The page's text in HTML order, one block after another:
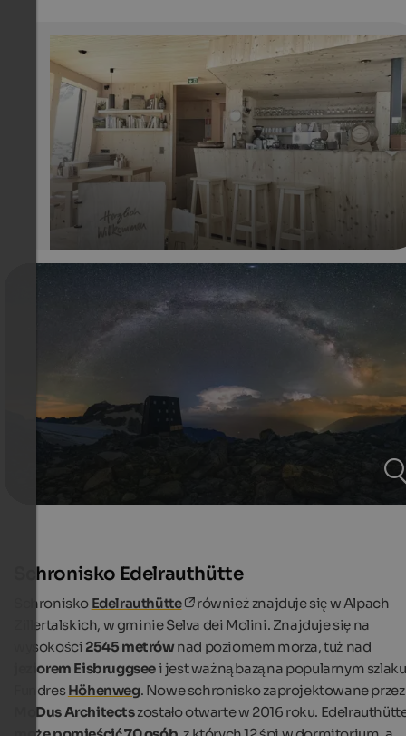
Schwarzensteinhütte
The light wood bar and dining room of the
Schwarzensteinhütte.
Margit Ainhauser
Schronisko Edelrauthütte
Schronisko Edelrauthütte
również znajduje się w Alpach
Zillertalskich, w gminie Selva dei Molini. Znajduje się na
wysokości 2545 metrównad poziomem morza, tuż nad
jeziorem Eisbruggseei jest ważną bazą na popularnym szlaku
FundresHöhenweg. Nowe schronisko zaprojektowane przez
MoDus Architectszostało otwarte w 2016 roku.